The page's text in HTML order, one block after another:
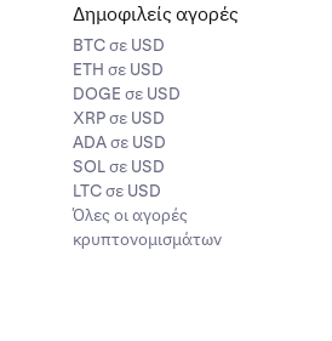
Δημοφιλείς αγορές
BTC σε USD
ETH σε USD
DOGE σε USD
XRP σε USD
ADA σε USD
SOL σε USD
LTC σε USD
Όλες οι αγορές
κρυπτονομισμάτων